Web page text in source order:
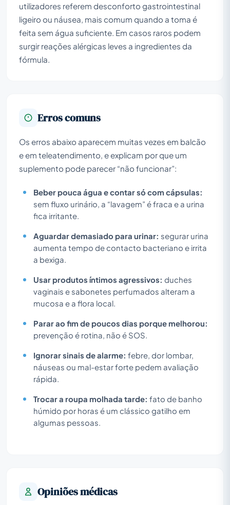
utilizadores referem desconforto gastrointestinal
ligeiro ou náusea, mais comum quando a toma é
feita sem água suficiente. Em casos raros podem
surgir reações alérgicas leves a ingredientes da
fórmula.
Erros comuns
Os erros abaixo aparecem muitas vezes em balcão
e em teleatendimento, e explicam por que um
suplemento pode parecer “não funcionar”:
Beber pouca água e contar só com cápsulas:
sem fluxo urinário, a “lavagem” é fraca e a urina
fica irritante.
Aguardar demasiado para urinar: segurar urina
aumenta tempo de contacto bacteriano e irrita
a bexiga.
Usar produtos íntimos agressivos: duches
vaginais e sabonetes perfumados alteram a
mucosa e a flora local.
Parar ao fim de poucos dias porque melhorou:
prevenção é rotina, não é SOS.
Ignorar sinais de alarme: febre, dor lombar,
náuseas ou mal-estar forte pedem avaliação
rápida.
Trocar a roupa molhada tarde: fato de banho
húmido por horas é um clássico gatilho em
algumas pessoas.
Opiniões médicas